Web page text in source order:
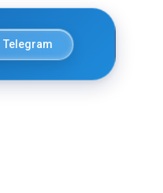
Telegram